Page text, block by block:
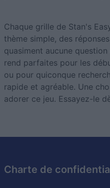
Chaque grille de Stan's
thème simple, des
quasiment aucune
rend parfaites pour les
ou pour quiconque
rapide et agréable. Une
adorer ce jeu. Essayez-le
Charte de